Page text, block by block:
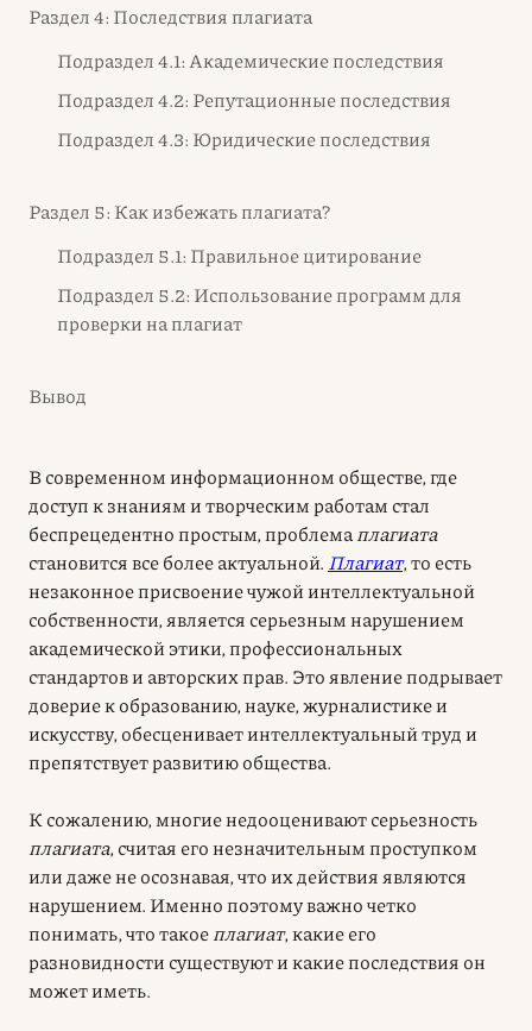
Раздел 4: Последствия плагиата
Подраздел 4.1: Академические последствия
Подраздел 4.2: Репутационные последствия
Подраздел 4.3: Юридические последствия
Раздел 5: Как избежать плагиата?
Подраздел 5.1: Правильное цитирование
Подраздел 5.2: Использование программ для
проверки на плагиат
Вывод
В современном информационном обществе, где
доступ к знаниям и творческим работам стал
беспрецедентно простым, проблема плагиата
становится все более актуальной. Плагиат, то есть
незаконное присвоение чужой интеллектуальной
собственности, является серьезным нарушением
академической этики, профессиональных
стандартов и авторских прав. Это явление подрывает
доверие к образованию, науке, журналистике и
искусству, обесценивает интеллектуальный труд и
препятствует развитию общества.
К сожалению, многие недооценивают серьезность
плагиата, считая его незначительным проступком
или даже не осознавая, что их действия являются
нарушением. Именно поэтому важно четко
понимать, что такое плагиат, какие его
разновидности существуют и какие последствия он
может иметь.